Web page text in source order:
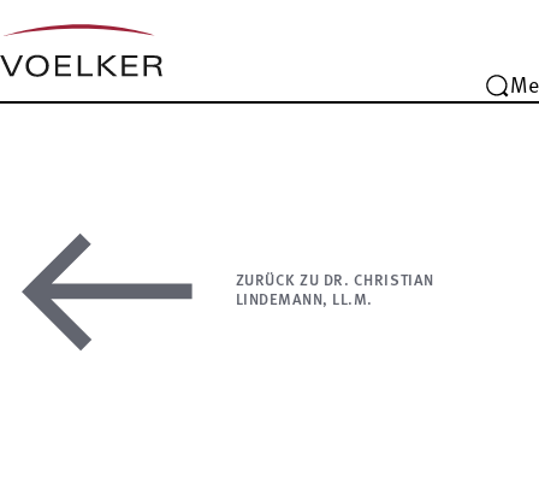
ZURÜCK ZU DR. CHRISTIAN
LINDEMANN, LL.M.